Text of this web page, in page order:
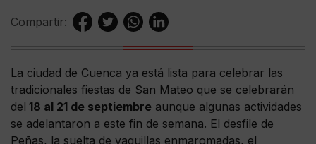
Compartir:
La ciudad de Cuenca ya está lista para celebrar las
tradicionales fiestas de San Mateo que se celebrarán
del 18 al 21 de septiembre aunque algunas actividades
se adelantaron a este fin de semana. El desfile de
Peñas, la suelta de vaquillas enmaromadas, el